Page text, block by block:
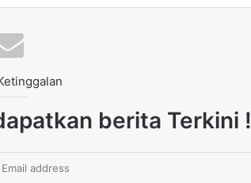
berita Terkini !